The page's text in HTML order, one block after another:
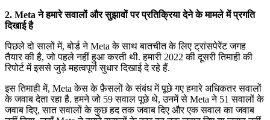
2. Meta ने हमारे सवालों और सुझावों पर प्रतिक्रिया देने के मामले में प्रगति
दिखाई है
पिछले दो सालों में, बोर्ड ने Meta के साथ बातचीत के लिए ट्रांसपेरेंट जगह
तैयार की है, जो पहले नहीं हुआ करती थी. हमारी 2022 की दूसरी तिमाही की
रिपोर्ट में इससे जुड़े महत्वपूर्ण सुधार दिखाई दे रहे हैं.
इस तिमाही में, Meta केस के फ़ैसलों के संबंध में पूछे गए हमारे अधिकतर सवालों
के जवाब देता रहा है. हमने जो 59 सवाल पूछे थे, उनमें से Meta ने 51 सवालों के
जवाब दिए, सात सवालों के कुछ हद तक जवाब दिए और एक सवाल का जवाब